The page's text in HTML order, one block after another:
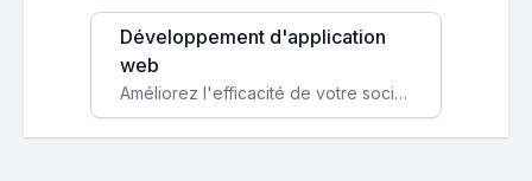
Développement d'application
web
Améliorez l'efficacité de votre société avec une application web personnalisée accessible partout et tout le temps.